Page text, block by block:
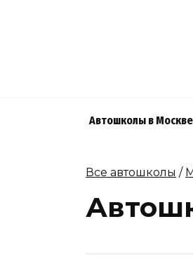
Автошколы в Москве
Все автошколы /